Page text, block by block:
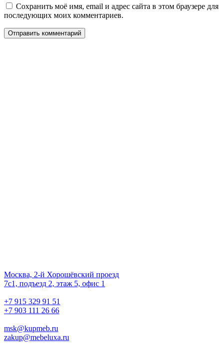
Сохранить моё имя, email и адрес сайта в этом браузере для
последующих моих комментариев.
Отправить комментарий
Москва, 2-й Хорошёвский проезд
7с1, подъезд 2, этаж 5, офис 1
+7 915 329 91 51
+7 903 111 26 66
msk@kupmeb.ru
zakup@mebeluxa.ru